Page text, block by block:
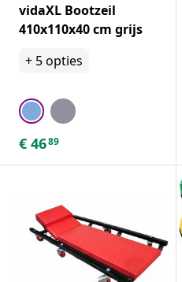
vidaXL Bootzeil
410x110x40 cm grijs
+ 5opties
€ 4689